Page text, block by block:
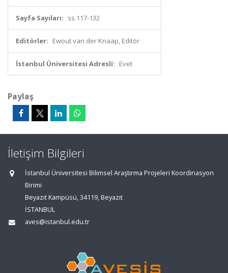
Sayfa Sayıları: ss.117-132
Editörler: Ewout van der Knaap, Editör
İstanbul Üniversitesi Adresli: Evet
Paylaş
İletişim Bilgileri
İstanbul Üniversitesi Bilimsel Araştırma Projeleri Koordinasyon
Birimi
Beyazıt Kampüsü, 34119, Beyazıt
İSTANBUL
aves@istanbul.edu.tr